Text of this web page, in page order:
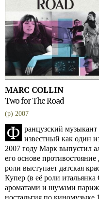
MARC COLLIN
Two for The Road
(p) 2007
Ф ранцузский
известный как один
2007 году Марк выпустил
его основе
роли выступает датская
Купер (в её роли
ароматами и шумами
ностальгия по